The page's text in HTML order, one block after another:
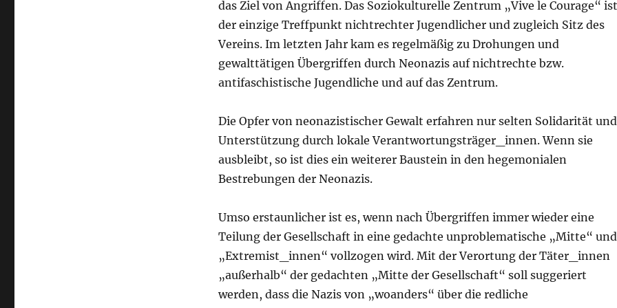
das Ziel von Angriffen. Das Soziokulturelle Zentrum „Vive le Courage“ ist
der einzige Treffpunkt nichtrechter Jugendlicher und zugleich Sitz des
Vereins. Im letzten Jahr kam es regelmäßig zu Drohungen und
gewalttätigen Übergriffen durch Neonazis auf nichtrechte bzw.
antifaschistische Jugendliche und auf das Zentrum.
Die Opfer von neonazistischer Gewalt erfahren nur selten Solidarität und
Unterstützung durch lokale Verantwortungsträger_innen. Wenn sie
ausbleibt, so ist dies ein weiterer Baustein in den hegemonialen
Bestrebungen der Neonazis.
Umso erstaunlicher ist es, wenn nach Übergriffen immer wieder eine
Teilung der Gesellschaft in eine gedachte unproblematische „Mitte“ und
„Extremist_innen“ vollzogen wird. Mit der Verortung der Täter_innen
„außerhalb“ der gedachten „Mitte der Gesellschaft“ soll suggeriert
werden, dass die Nazis von „woanders“ über die redliche